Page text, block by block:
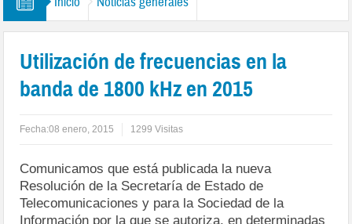
Utilización de frecuencias en la
banda de 1800 kHz en 2015
Fecha:08 enero, 2015 1299 Visitas
Comunicamos que está publicada la nueva
Resolución de la Secretaría de Estado de
Telecomunicaciones y para la Sociedad de la
Información por la que se autoriza, en determinadas